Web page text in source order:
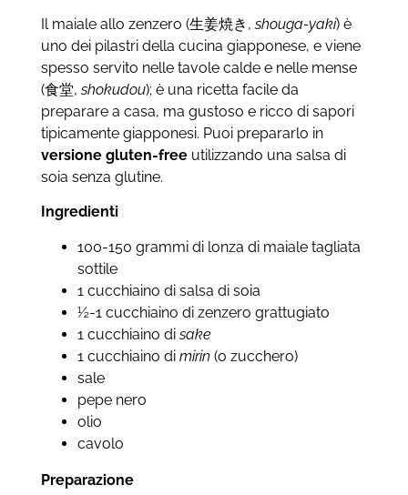
Il maiale allo zenzero (生姜焼き,shouga-yaki) è
uno dei pilastri della cucina giapponese, e viene
spesso servito nelle tavole calde e nelle mense
(食堂,shokudou); è una ricetta facile da
preparare a casa, ma gustoso e ricco di sapori
tipicamente giapponesi. Puoi prepararlo in
versione gluten-freeutilizzando una salsa di
soia senza glutine.
Ingredienti
100-150 grammi di lonza di maiale tagliata
sottile
1 cucchiaino di salsa di soia
½-1 cucchiaino di zenzero grattugiato
1 cucchiaino disake
1 cucchiaino di mirin (o zucchero)
sale
pepe nero
olio
cavolo
Preparazione